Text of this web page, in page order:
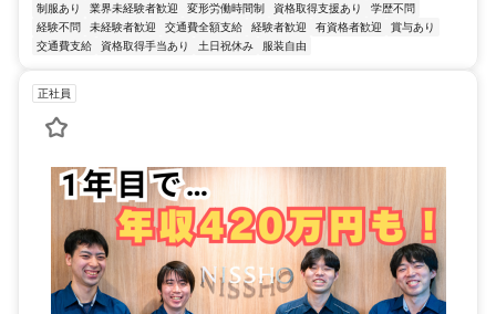
制服あり 業界未経験者歓迎 変形労働時間制 資格取得支援あり
学歴不問
経験不問
未経験者歓迎 交通費全額支給 経験者歓迎 有資格者歓迎
賞与あり
交通費支給
資格取得手当あり 土日祝休み 服装自由
正社員